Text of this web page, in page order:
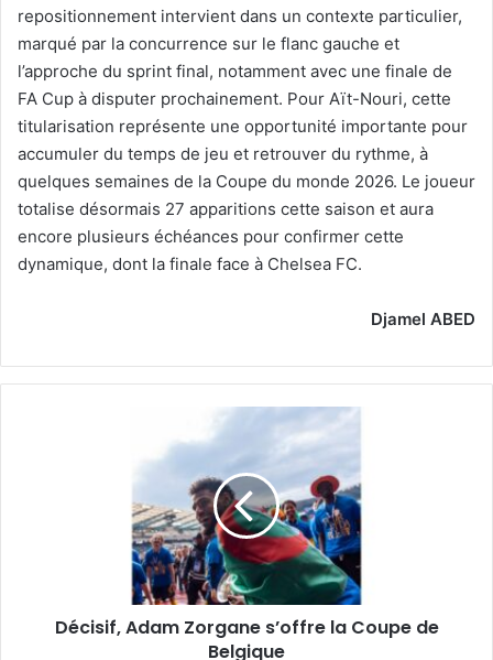
repositionnement intervient dans un contexte particulier,
marqué par la concurrence sur le flanc gauche et
l’approche du sprint final, notamment avec une finale de
FA Cup à disputer prochainement. Pour Aït-Nouri, cette
titularisation représente une opportunité importante pour
accumuler du temps de jeu et retrouver du rythme, à
quelques semaines de la Coupe du monde 2026. Le joueur
totalise désormais 27 apparitions cette saison et aura
encore plusieurs échéances pour confirmer cette
dynamique, dont la finale face à Chelsea FC.
Djamel ABED
Décisif, Adam Zorgane s’offre la Coupe de
Belgique